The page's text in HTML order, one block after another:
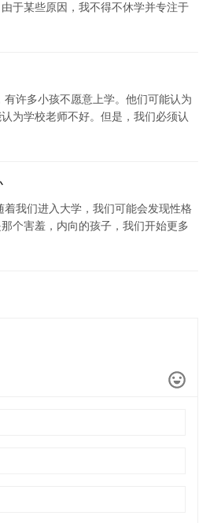
于某些原因，我不得不休学并专注于
许多小孩不愿意上学。他们可能认为
为学校老师不好。但是，我们必须认
我们进入大学，我们可能会发现性格
个害羞，内向的孩子，我们开始更多